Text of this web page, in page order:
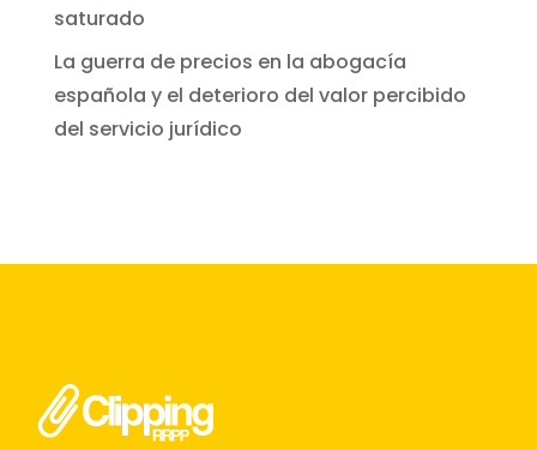
saturado
La guerra de precios en la abogacía
española y el deterioro del valor percibido
del servicio jurídico